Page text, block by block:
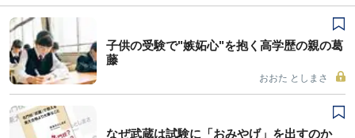
子供の受験で"嫉妬心"を抱く高学歴の親の葛
藤
おおた としまさ
なぜ武蔵は試験に「おみやげ」を出すのか